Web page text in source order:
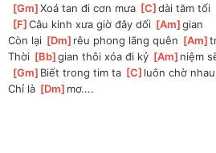
[Gm ]
Xoá tan đi cơn mưa [C ]
dài tăm tối
[F ]
Câu kinh xưa giờ đây dối [Am ]
gian
Còn lại [Dm ]rêu phong lãng quên [Am ]
Thời [Bb ]
gian thôi xóa đi kỷ [Am ]niệm
[Gm ]Biết trong tim ta [C ]luôn chờ
Chỉ là [Dm ]mơ....